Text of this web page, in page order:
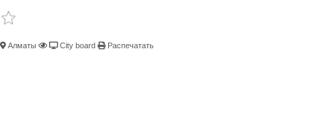
Алматы City board Распечатать